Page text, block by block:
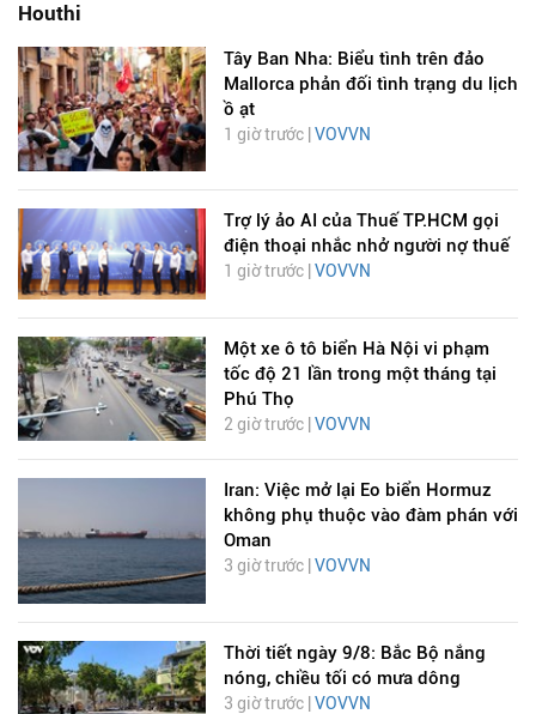
Houthi
Tây Ban Nha: Biểu tình trên đảo
Mallorca phản đối tình trạng du lịch
ồ ạt
1 giờ trước | VOVVN
Trợ lý ảo AI của Thuế TP.HCM gọi
điện thoại nhắc nhở người nợ thuế
1 giờ trước | VOVVN
Một xe ô tô biển Hà Nội vi phạm
tốc độ 21 lần trong một tháng tại
Phú Thọ
2 giờ trước |VOVVN
Iran: Việc mở lại Eo biển Hormuz
không phụ thuộc vào đàm phán với
Oman
3 giờ trước | VOVVN
Thời tiết ngày 9/8: Bắc Bộ nắng
nóng, chiều tối có mưa dông
3 giờ trước | VOVVN